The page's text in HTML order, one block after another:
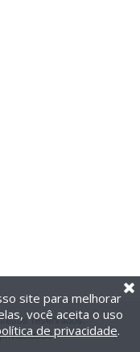
reservados.
site para melhorar
você aceita o uso
de privacidade.